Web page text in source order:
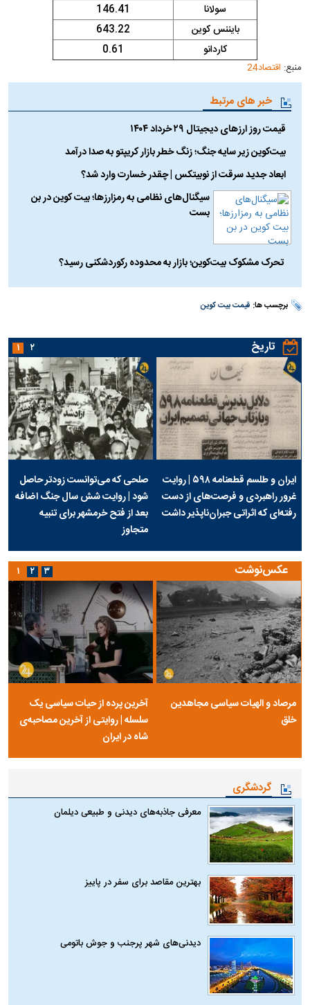
سولانا
146.41
بایننس کوین
643.22
کاردانو
0.61
منبع: اقتصاد24
خبر های مرتبط
قیمت روز ارز‌های دیجیتال ۲۹ خرداد ۱۴۰۴
بیت‌کوین زیر سایه جنگ؛ زنگ خطر بازار کریپتو به صدا درآمد
ابعاد جدید سرقت از نوبیتکس | چقدر خسارت وارد شد؟
سیگنال‌های نظامی به رمزارزها؛ بیت کوین در بن
بست
تحرک مشکوک بیت‌کوین؛ بازار به محدوده رکوردشکنی رسید؟
برچسب ها: قیمت بیت کوین
تاریخ
ایران و طلسم قطعنامه ۵۹۸ | روایت
غرور راهبردی و فرصت‌های از دست
رفته‌ای که اثراتی جبران‌ناپذیر داشت
صلحی که می‌توانست زودتر حاصل
شود | روایت شش سال جنگ اضافه
بعد از فتح خرمشهر برای تنبیه
متجاوز
۱ ۲
عکس‌نوشت
مرصاد و الهیات سیاسی مجاهدین
خلق
آخرین پرده از حیات سیاسی یک
سلسله | روایتی از آخرین مصاحبه‌ی
شاه در ایران
۱ ۲ ۳
گردشگری
معرفی جاذبه‌های دیدنی و طبیعی دیلمان
بهترین مقاصد برای سفر در پاییز
دیدنی‌های شهر پرجنب و جوش باتومی